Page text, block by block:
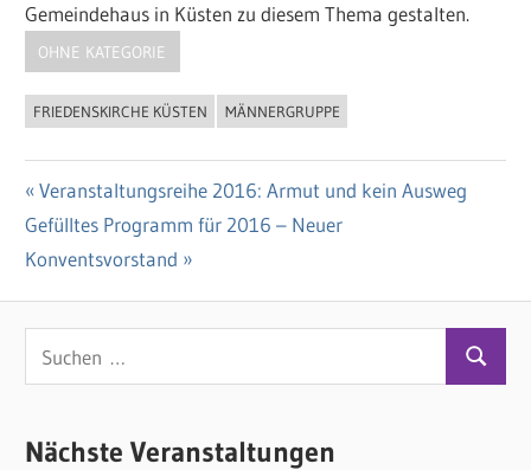
Gemeindehaus in Küsten zu diesem Thema gestalten.
OHNE KATEGORIE
FRIEDENSKIRCHE KÜSTEN MÄNNERGRUPPE
Beitragsnavigation
Vorheriger
Beitrag:
Veranstaltungsreihe 2016: Armut und kein Ausweg
Nächster
Beitrag:
Gefülltes Programm für 2016 – Neuer
Konventsvorstand
u
h
Nächste Veranstaltungen